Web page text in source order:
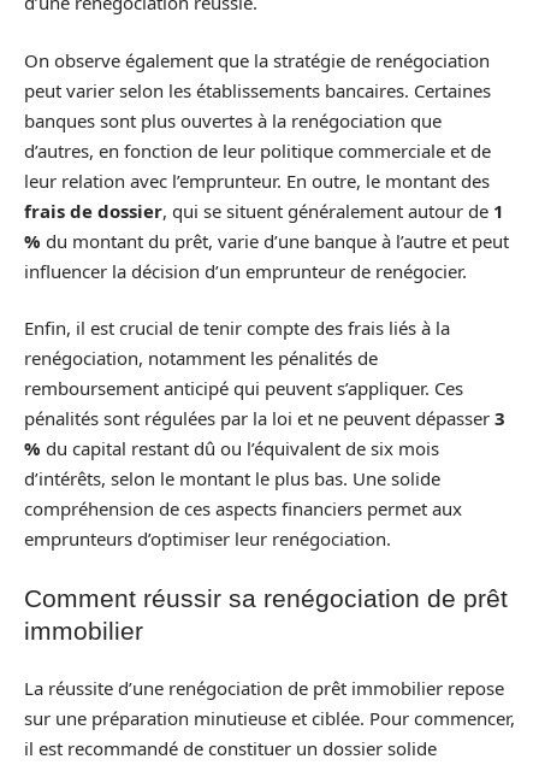
On observe également que la stratégie de renégociation
peut varier selon les établissements bancaires. Certaines
banques sont plus ouvertes à la renégociation que
d’autres, en fonction de leur politique commerciale et de
leur relation avec l’emprunteur. En outre, le montant des
frais de dossier, qui se situent généralement autour de 1
% du montant du prêt, varie d’une banque à l’autre et peut
influencer la décision d’un emprunteur de renégocier.
Enfin, il est crucial de tenir compte des frais liés à la
renégociation, notamment les pénalités de
remboursement anticipé qui peuvent s’appliquer. Ces
pénalités sont régulées par la loi et ne peuvent dépasser 3
% du capital restant dû ou l’équivalent de six mois
d’intérêts, selon le montant le plus bas. Une solide
compréhension de ces aspects financiers permet aux
emprunteurs d’optimiser leur renégociation.
Comment réussir sa renégociation de prêt
immobilier
La réussite d’une renégociation de prêt immobilier repose
sur une préparation minutieuse et ciblée. Pour commencer,
il est recommandé de constituer un dossier solide